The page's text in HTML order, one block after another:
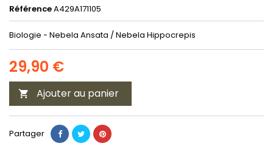
RéférenceA429A171105
Biologie - Nebela Ansata / Nebela Hippocrepis
29,90 €
 Ajouter au panier
Partager